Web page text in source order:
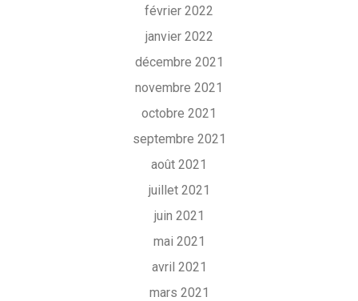
février 2022
janvier 2022
décembre 2021
novembre 2021
octobre 2021
septembre 2021
août 2021
juillet 2021
juin 2021
mai 2021
avril 2021
mars 2021